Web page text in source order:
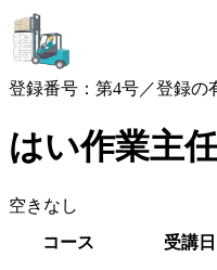
登録番号：第4号／登録の
はい作業主
空きなし
コース
受講